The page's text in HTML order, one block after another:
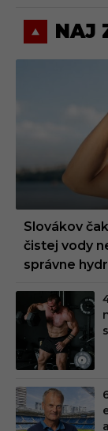
NAJ
Slovákov
čistej vody
správne